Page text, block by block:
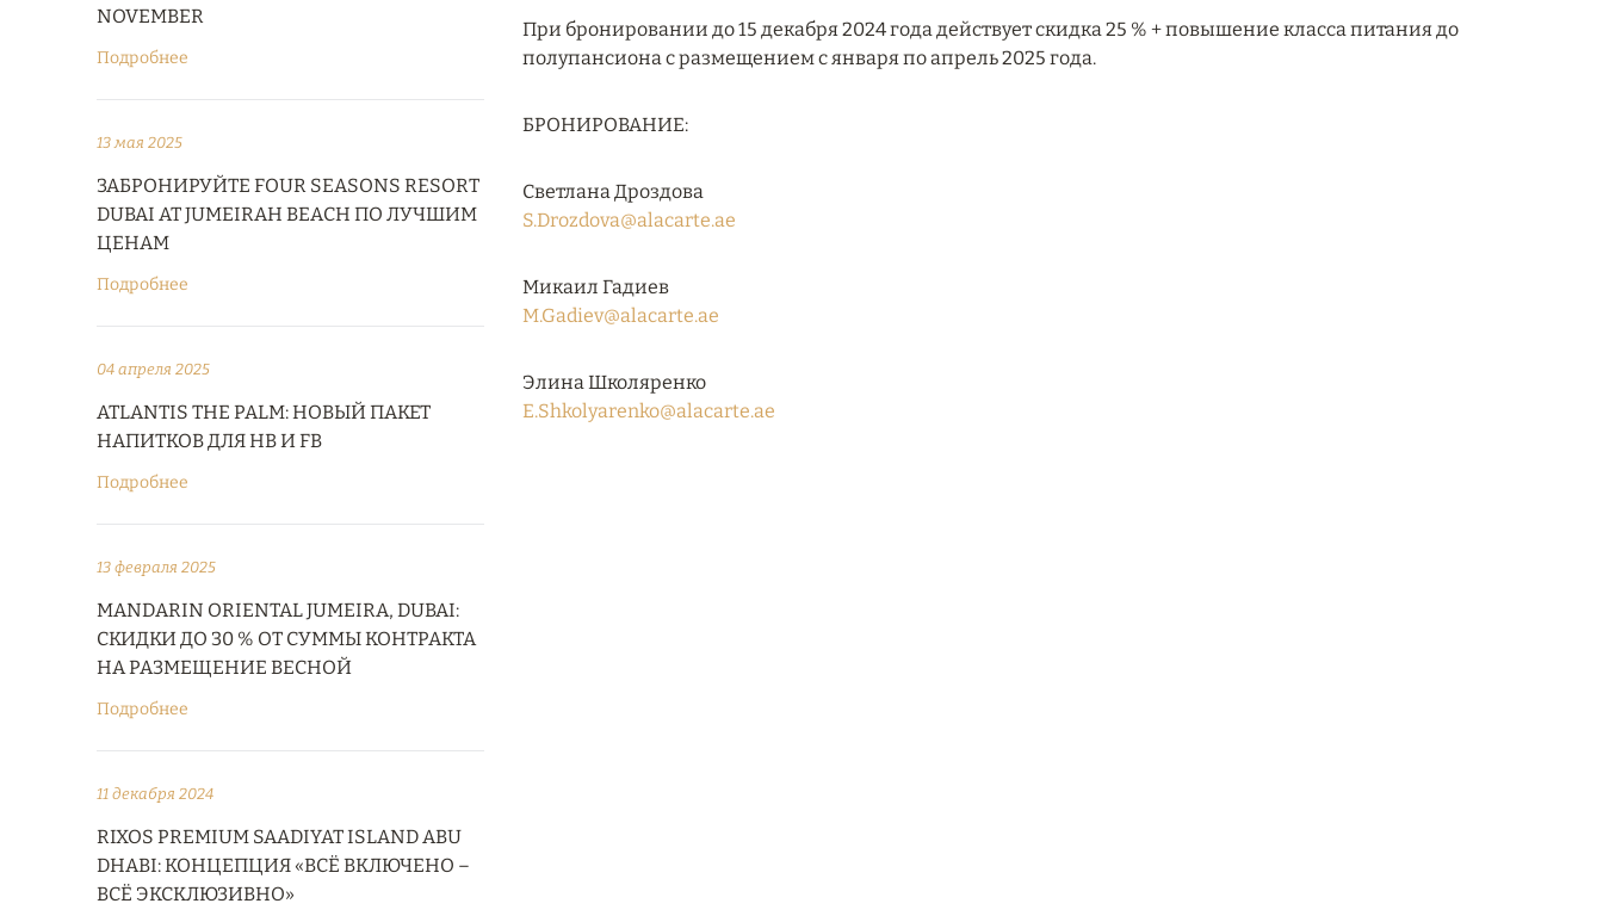
NOVEMBER
Подробнее
13 мая 2025
ЗАБРОНИРУЙТЕ FOUR SEASONS RESORT
DUBAI AT JUMEIRAH BEACH ПО ЛУЧШИМ
ЦЕНАМ
Подробнее
04 апреля 2025
ATLANTIS THE PALM: НОВЫЙ ПАКЕТ
НАПИТКОВ ДЛЯ HB И FB
Подробнее
13 февраля 2025
MANDARIN ORIENTAL JUMEIRA, DUBAI:
СКИДКИ ДО 30 % ОТ СУММЫ КОНТРАКТА
НА РАЗМЕЩЕНИЕ ВЕСНОЙ
Подробнее
11 декабря 2024
RIXOS PREMIUM SAADIYAT ISLAND ABU
DHABI: КОНЦЕПЦИЯ «ВСЁ ВКЛЮЧЕНО –
ВСЁ ЭКСКЛЮЗИВНО»
При бронировании до 15 декабря 2024 года действует скидка 25 % + повышение класса питания до
полупансиона с размещением с января по апрель 2025 года.
БРОНИРОВАНИЕ:
Светлана Дроздова
S.Drozdova@alacarte.ae
Микаил Гадиев
M.Gadiev@alacarte.ae
Элина Школяренко
E.Shkolyarenko@alacarte.ae